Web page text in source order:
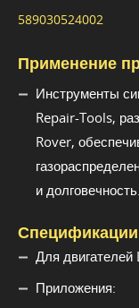
589030524002
Применение
Инструменты
Repair-Tools,
Rover,
и долговечность.
Для двигателей
Приложения: